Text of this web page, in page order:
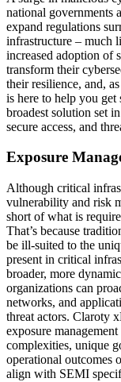
national governments
expand regulations
infrastructure – much
increased adoption of
transform their
their resilience, and,
is here to help you
broadest solution set
secure access, and
Exposure
Although critical
vulnerability and risk
short of what is
That’s because
be ill-suited to the
present in critical
broader, more
organizations can
networks, and
threat actors. Claroty
exposure
complexities, unique
operational
align with SEMI